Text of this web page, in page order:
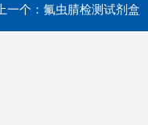
上一个：氟虫腈检测试剂盒